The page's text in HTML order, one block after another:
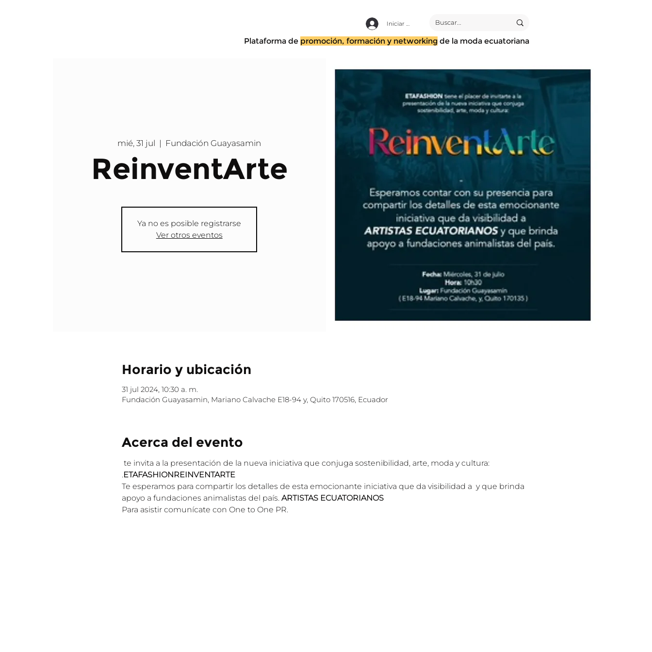
Iniciar sesión
Plataforma de promoción, formación y networking de la moda ecuatoriana
mié, 31 jul
  |
Fundación Guayasamin
ReinventArte
Ya no es posible registrarse
Ver otros eventos
Horario y ubicación
31 jul 2024, 10:30 a. m.
Fundación Guayasamin, Mariano Calvache E18-94 y, Quito 170516, Ecuador
Acerca del evento
te invita a la presentación de la nueva iniciativa que conjuga sostenibilidad, arte, moda y cultura:
.ETAFASHIONREINVENTARTE
Te esperamos para compartir los detalles de esta emocionante iniciativa que da visibilidad a y que brinda
apoyo a fundaciones animalistas del país. ARTISTAS ECUATORIANOS
Para asistir comunícate con One to One PR.